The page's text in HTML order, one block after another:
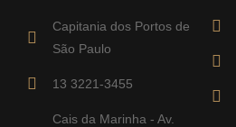
Capitania dos Portos de
São Paulo
13 3221-3455
Cais da Marinha - Av.